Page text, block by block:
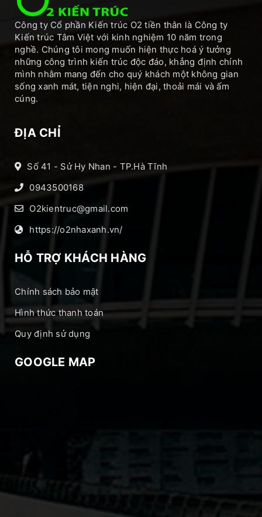
Công ty Cổ phần Kiến trúc O2 tiền thân là Công ty
Kiến trúc Tâm Việt với kinh nghiệm 10 năm trong
nghề. Chúng tôi mong muốn hiện thực hoá ý tưởng
những công trình kiến trúc độc đáo, khẳng định chính
mình nhằm mang đến cho quý khách một không gian
sống xanh mát, tiện nghi, hiện đại, thoải mái và ấm
cúng.
ĐỊA CHỈ
Số 41 - Sử Hy Nhan - TP.Hà Tĩnh
0943500168
O2kientruc@gmail.com
https://o2nhaxanh.vn/
HỖ TRỢ KHÁCH HÀNG
Chính sách bảo mật
Hình thức thanh toán
Quy định sử dụng
GOOGLE MAP